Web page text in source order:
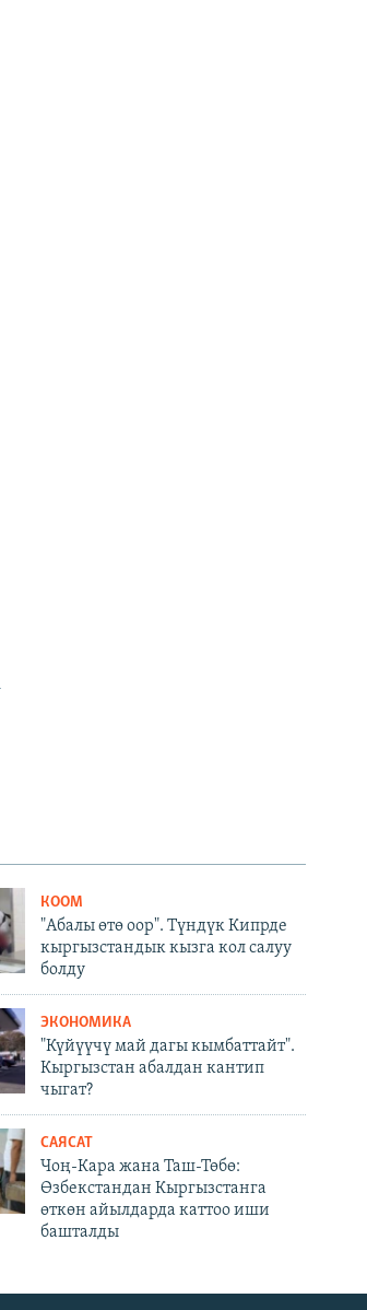
КООМ
"Абалы өтө оор". Түндүк Кипрде
кыргызстандык кызга кол салуу
болду
ЭКОНОМИКА
"Күйүүчү май дагы кымбаттайт".
Кыргызстан абалдан кантип
чыгат?
САЯСАТ
Чоң-Кара жана Таш-Төбө:
Өзбекстандан Кыргызстанга
өткөн айылдарда каттоо иши
башталды